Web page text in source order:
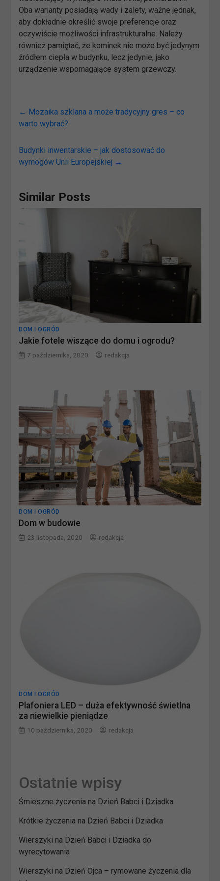
Oba warianty posiadają wady i zalety, ważne jednak,
aby dokładnie określić swoje preferencje oraz
oczywiście możliwości infrastrukturalne. Należy
również pamiętać, że kominek nie może być jedynym
źródłem ciepła w budynku, lecz jedynie, jako
urządzenie wspomagające system grzewczy.
← Mozaika szklana a może tradycyjny gres – co
warto wybrać?
Budynki inwentarskie – jak dostosować do
wymogów Unii Europejskiej →
Similar Posts
DOM I OGRÓD
Jakie fotele wiszące do domu i ogrodu?
7 października, 2020 redakcja
DOM I OGRÓD
Dom w budowie
23 listopada, 2020 redakcja
DOM I OGRÓD
Plafoniera LED – duża efektywność świetlna
za niewielkie pieniądze
10 października, 2020 redakcja
Ostatnie wpisy
Śmieszne życzenia na Dzień Babci i Dziadka
Krótkie życzenia na Dzień Babci i Dziadka
Wierszyki na Dzień Babci i Dziadka do
wyrecytowania
Wierszyki na Dzień Ojca – rymowane życzenia dla